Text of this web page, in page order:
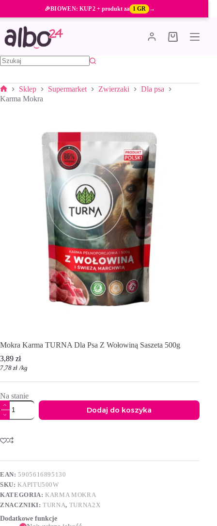
treści
🎉BIOWEN: KUP 2 + produkt za 1 GR →
Koszyk
Strona
Sklep Supermarket Zwierzaki
Dla psa
Karma Mokra
Mokra Karma TURNA Dla Psa Z Wołowiną Saszeta 500g
3,89 zł
7,78 zł /kg
Na stanie
ilość
Mokra
Karma
Dla
Psa
Wołowiną
500g
Dodaj do koszyka
t
r
a
t
i
v
:
EAN:5905616895130
SKU:KAPITU500W
KATEGORIA:KARMA MOKRA
ZNACZNIKI:TURNA, TURNA2X
Dodatkowe funkcje